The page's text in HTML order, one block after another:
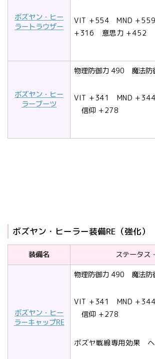
ボズヤン・ヒー
ラートラウザー
VIT +554 MND
+316 意思力 +452
ボズヤン・ヒー
ラーブーツ
物理防御力 490 魔法防
VIT +341 MND +344
信仰 +278
ボズヤン・ヒーラー装備RE（強化）
装備名 ステータス
ボズヤン・ヒー
ラーキャップRE
物理防御力 490 魔法防
VIT +341 MND +344
信仰 +278
ボズヤ戦線専用効果